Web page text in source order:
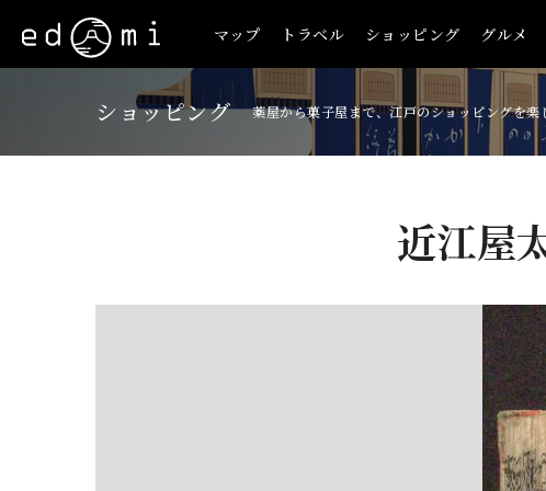
マップ トラベル ショッピング グルメ
ショッピング 薬屋から菓子屋まで、江戸のショッピングを楽
近江屋